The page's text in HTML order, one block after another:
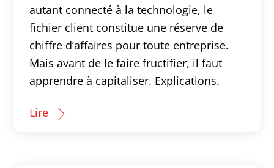
autant connecté à la technologie, le
fichier client constitue une réserve de
chiffre d’affaires pour toute entreprise.
Mais avant de le faire fructifier, il faut
apprendre à capitaliser. Explications.
Lire